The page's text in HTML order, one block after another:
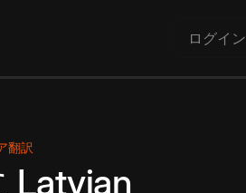
ログイン
翻訳
Latvian